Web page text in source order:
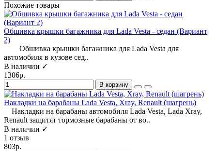
Похожие товары
Обшивка крышки багажника для Lada Vesta - седан (Вариант
2)
Обшивка крышки багажника для Lada Vesta для
автомобиля в кузове сед..
В наличии ✓
1306р.
В корзину
Накладки на барабаны Lada Vesta, Xray, Renault (шагрень)
Накладки на барабаны автомобиля Lada Vesta, Lada Xray,
Renault защитят тормозные барабаны от во..
В наличии ✓
1 отзыв
803р.